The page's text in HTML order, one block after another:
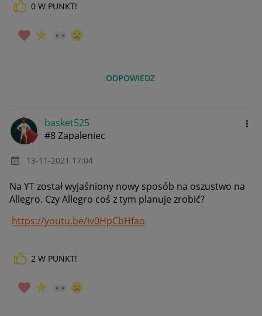
0 W PUNKT!
ODPOWIEDZ
basket525
#8 Zapaleniec
‎13-11-2021 17:04
Na YT został wyjaśniony nowy sposób na oszustwo na
Allegro. Czy Allegro coś z tym planuje zrobić?
https://youtu.be/iv0HpCbHfao
2 W PUNKT!